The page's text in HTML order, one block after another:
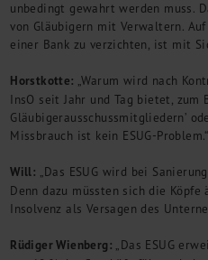
unbedingt gewahrt werden muss.
von Gläubigern mit Verwaltern.
einer Bank zu verzichten, ist mit
Horstkotte: „Warum wird nach
InsO seit Jahr und Tag bietet, zum
Gläubigerausschussmitgliedern’
Missbrauch ist kein ESUG-Problem.“
Will: „Das ESUG wird bei
Denn dazu müssten sich die
Insolvenz als Versagen des
Rüdiger Wienberg: „Das ESUG